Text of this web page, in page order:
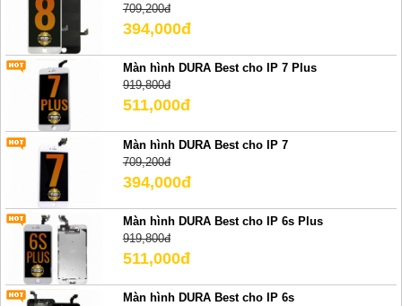
709,200đ
394,000đ
Màn hình DURA Best cho IP 7 Plus
919,800đ
511,000đ
Màn hình DURA Best cho IP 7
709,200đ
394,000đ
Màn hình DURA Best cho IP 6s Plus
919,800đ
511,000đ
Màn hình DURA Best cho IP 6s